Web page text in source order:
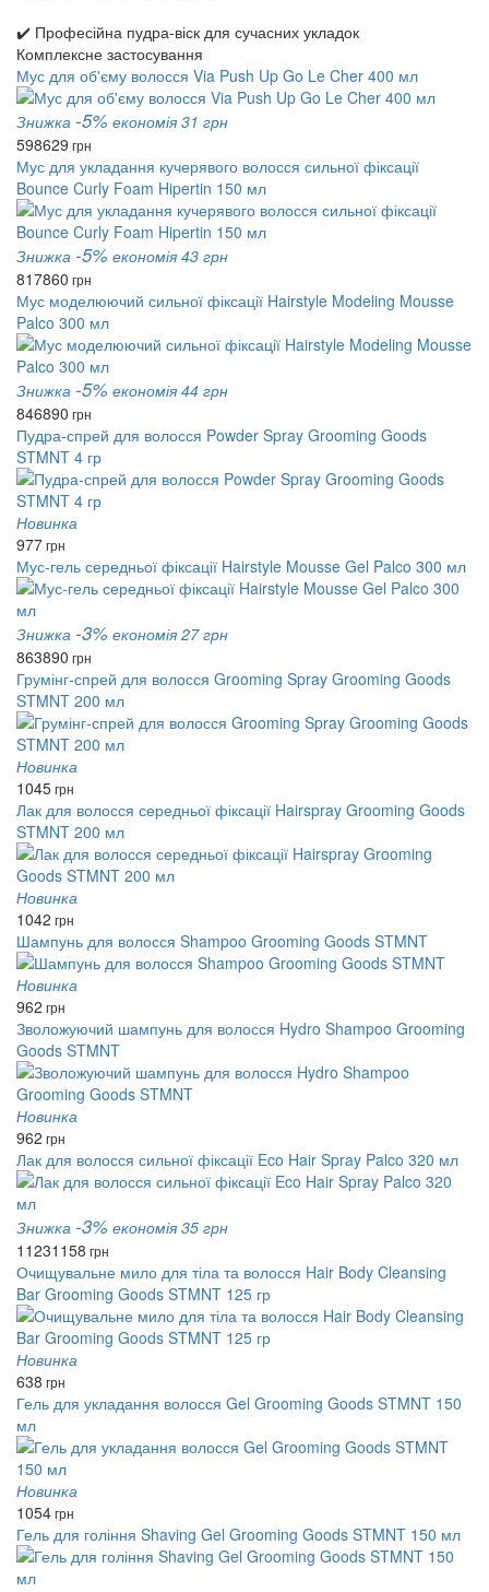
✔️ Професійна пудра-віск для сучасних укладок
Комплексне застосування
Мус для об'єму волосся Via Push Up Go Le Cher 400 мл
Знижка -5% економія 31 грн
598629 грн
Мус для укладання кучерявого волосся сильної фіксації
Bounce Curly Foam Hipertin 150 мл
Знижка -5% економія 43 грн
817860 грн
Мус моделюючий сильної фіксації Hairstyle Modeling Mousse
Palco 300 мл
Знижка -5% економія 44 грн
846890 грн
Пудра-спрей для волосся Powder Spray Grooming Goods
STMNT 4 гр
Новинка
977грн
Мус-гель середньої фіксації Hairstyle Mousse Gel Palco 300 мл
Знижка -3% економія 27 грн
863890 грн
Грумінг-спрей для волосся Grooming Spray Grooming Goods
STMNT 200 мл
Новинка
1045грн
Лак для волосся середньої фіксації Hairspray Grooming Goods
STMNT 200 мл
Новинка
1042 грн
Шампунь для волосся Shampoo Grooming Goods STMNT
Новинка
962 грн
Зволожуючий шампунь для волосся Hydro Shampoo Grooming
Goods STMNT
Новинка
962 грн
Лак для волосся сильної фіксації Eco Hair Spray Palco 320 мл
Знижка -3% економія 35 грн
11231158 грн
Очищувальне мило для тіла та волосся Hair Body Cleansing
Bar Grooming Goods STMNT 125 гр
Новинка
638 грн
Гель для укладання волосся Gel Grooming Goods STMNT 150
мл
Новинка
1054грн
Гель для гоління Shaving Gel Grooming Goods STMNT 150 мл